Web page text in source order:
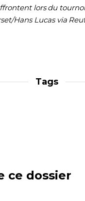
lors du
Hans Lucas via
Tags
ce dossier